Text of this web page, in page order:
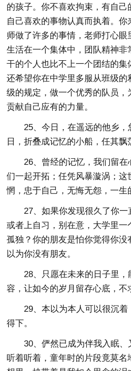
的孩子。你不喜欢拘束，有自
自己喜欢的事物认真而执着。
师做了许多的事情，老师打心眼
生活在一个集体中，团队精神
干的个人也比不上一个团结的
还希望你在中学里多服从班级的
级的规定，做一个优秀的队员，
贡献自己应有的力量。
25、今日，在遥远的他乡
日，折叠成记忆的小船，任其
26、曾经的记忆，我们留
们一起开拓；任凭风暴漩涡；这
惘，忠于自己，无悔无怨，一生
27、如果你发现很久了你
或者上自习，别在意，大学里
孤独？你的朋友是怕你觉得你没
以为你没有朋友。
28、只愿在未来的日子里
容，让如今的岁月留存心底，不
29、本以为本人可以很沉
得下。
30、俨然已成为伴我入眠、
听着听着，童年时的片段竟莫名